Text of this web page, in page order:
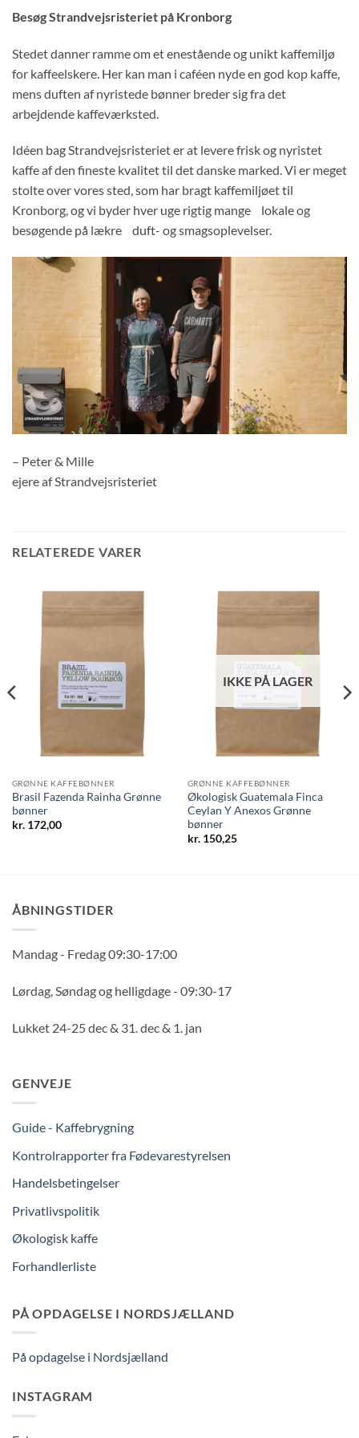
Besøg Strandvejsristeriet på Kronborg
Stedet danner ramme om et enestående og unikt kaffemiljø
for kaffeelskere. Her kan man i caféen nyde en god kop kaffe,
mens duften af nyristede bønner breder sig fra det
arbejdende kaffeværksted.
Idéen bag Strandvejsristeriet er at levere frisk og nyristet
kaffe af den fineste kvalitet til det danske marked. Vi er meget
stolte over vores sted, som har bragt kaffemiljøet til
Kronborg, og vi byder hver uge rigtig mange lokale og
besøgende på lækre duft- og smagsoplevelser.
– Peter & Mille
ejere af Strandvejsristeriet
RELATEREDE VARER
GRØNNE KAFFEBØNNER
Brasil Fazenda Rainha Grønne
bønner
kr.172,00
IKKE PÅ LAGER
GRØNNE KAFFEBØNNER
Økologisk Guatemala Finca
Ceylan Y Anexos Grønne
bønner
kr.150,25
ÅBNINGSTIDER
Mandag - Fredag 09:30-17:00
Lørdag, Søndag og helligdage - 09:30-17
Lukket 24-25 dec & 31. dec & 1. jan
GENVEJE
Guide - Kaffebrygning
Kontrolrapporter fra Fødevarestyrelsen
Handelsbetingelser
Privatlivspolitik
Økologisk kaffe
Forhandlerliste
PÅ OPDAGELSE I NORDSJÆLLAND
På opdagelse i Nordsjælland
INSTAGRAM